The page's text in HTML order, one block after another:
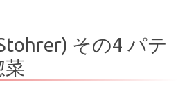
その4 パテ
菜